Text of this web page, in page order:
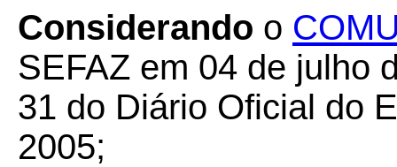
Considerando o
SEFAZ em 04 de julho
31 do Diário Oficial do
2005;